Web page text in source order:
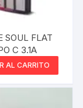
SOUL FLAT
C 3.1A
AL CARRITO